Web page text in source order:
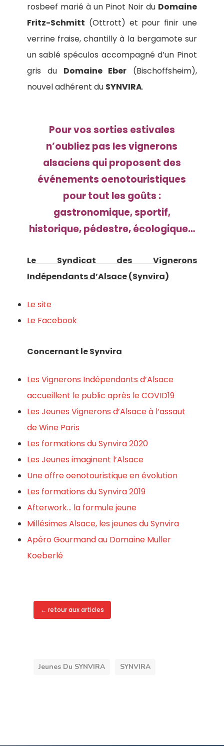
rosbeef marié à un Pinot Noir du Domaine
Fritz-Schmitt (Ottrott) et pour finir une
verrine fraise, chantilly à la bergamote sur
un sablé spéculos accompagné d’un Pinot
gris du Domaine Eber (Bischoffsheim),
nouvel adhérent du SYNVIRA.
Pour vos sorties estivales
n’oubliez pas les vignerons
alsaciens qui proposent des
événements oenotouristiques
pour tout les goûts :
gastronomique, sportif,
historique, pédestre, écologique…
Le Syndicat des Vignerons
Indépendants d’Alsace (Synvira)
Le site
Le Facebook
Concernant le Synvira
Les Vignerons Indépendants d’Alsace
accueillent le public après le COVID19
Les Jeunes Vignerons d’Alsace à l’assaut
de Wine Paris
Les formations du Synvira 2020
Les Jeunes imaginent l’Alsace
Une offre oenotouristique en évolution
Les formations du Synvira 2019
Afterwork… la formule jeune
Millésimes Alsace, les jeunes du Synvira
Apéro Gourmand au Domaine Muller
Koeberlé
← retour aux articles
Jeunes Du SYNVIRA SYNVIRA